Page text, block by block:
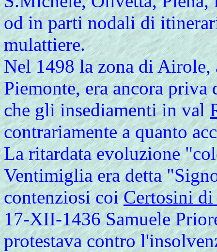
od in parti nodali di
mulattiere.
Nel 1498 la zona di Airole,
Piemonte, era ancora
che gli insediamenti in val
contrariamente a quanto
La ritardata evoluzione
Ventimiglia era detta
contenziosi coiCertosini di
17-XII-1436 Samuele
protestava contro